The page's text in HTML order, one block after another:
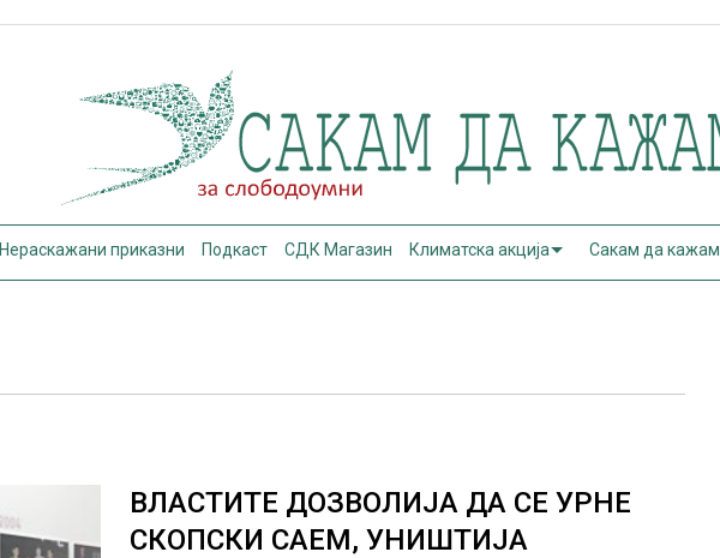
Нераскажани приказни Подкаст СДК Магазин Климатска акција Сакам да кажам
ВЛАСТИТЕ ДОЗВОЛИЈА ДА СЕ УРНЕ
СКОПСКИ САЕМ, УНИШТИЈА